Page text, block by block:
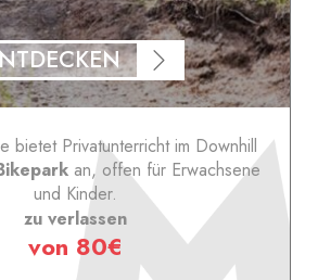
bietet Privatunterricht im Downhill
an, offen für Erwachsene
und Kinder.
zu verlassen
von 80€